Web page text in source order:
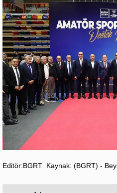
Editör:BGRT Kaynak: (BGRT) -